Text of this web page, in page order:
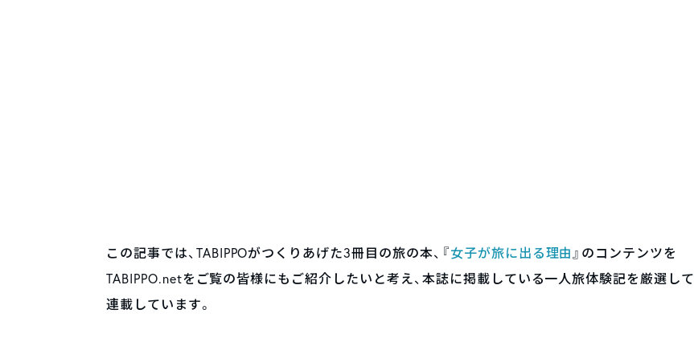
この記事では、TABIPPOがつくりあげた3冊目の旅の本、『女子が旅に出る理由 』のコンテンツを
TABIPPO.netをご覧の皆様にもご紹介したいと考え、本誌に掲載している一人旅体験記を厳選して
連載しています。